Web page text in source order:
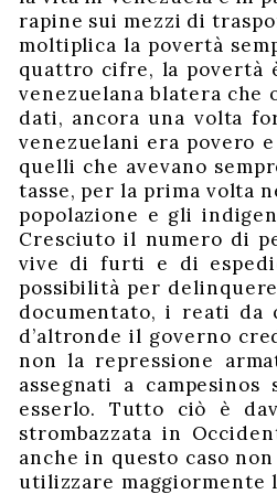
rapine sui mezzi di
moltiplica la povertà
quattro cifre, la povertà
venezuelana blatera che
dati, ancora una volta
venezuelani era povero
quelli che avevano
tasse, per la prima volta
popolazione e gli
Cresciuto il numero di
vive di furti e di
possibilità per
documentato, i reati da
d’altronde il governo
non la repressione
assegnati a
esserlo. Tutto ciò è
strombazzata in
anche in questo caso
utilizzare maggiormente